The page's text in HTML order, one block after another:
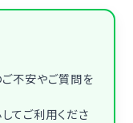
不安やご質問を
てご利用くださ